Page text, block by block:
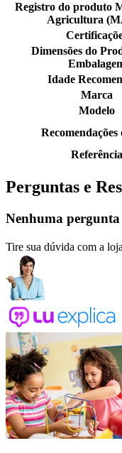
Registro do produto
Agricultura
Dimensões do
Idade
Marca
Modelo
Recomendações
Referência
Perguntas e
Nenhuma
Tire sua dúvida com a